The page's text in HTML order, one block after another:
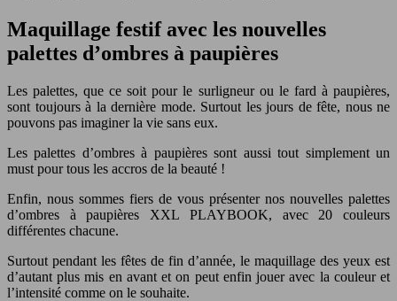
Maquillage festif avec les nouvelles
palettes d’ombres à paupières
Les palettes, que ce soit pour le surligneur ou le fard à paupières,
sont toujours à la dernière mode. Surtout les jours de fête, nous ne
pouvons pas imaginer la vie sans eux.
Les palettes d’ombres à paupières sont aussi tout simplement un
must pour tous les accros de la beauté !
Enfin, nous sommes fiers de vous présenter nos nouvelles palettes
d’ombres à paupières XXL PLAYBOOK, avec 20 couleurs
différentes chacune.
Surtout pendant les fêtes de fin d’année, le maquillage des yeux est
d’autant plus mis en avant et on peut enfin jouer avec la couleur et
l’intensité comme on le souhaite.